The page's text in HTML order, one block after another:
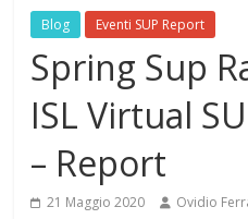
Blog Eventi SUP Report
Spring Sup
ISL Virtual
– Report
21 Maggio 2020 Ovidio